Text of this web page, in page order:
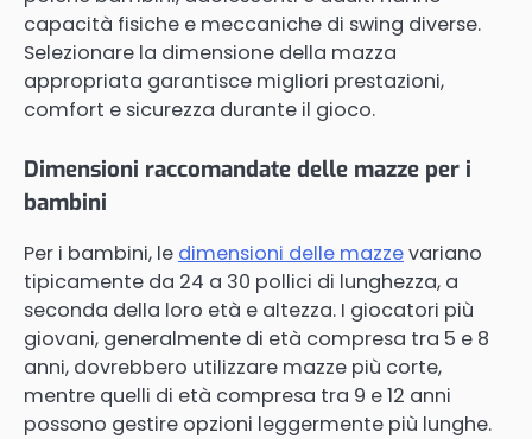
capacità fisiche e meccaniche di swing diverse.
Selezionare la dimensione della mazza
appropriata garantisce migliori prestazioni,
comfort e sicurezza durante il gioco.
Dimensioni raccomandate delle mazze per i
bambini
Per i bambini, le dimensioni delle mazzevariano
tipicamente da 24 a 30 pollici di lunghezza, a
seconda della loro età e altezza. I giocatori più
giovani, generalmente di età compresa tra 5 e 8
anni, dovrebbero utilizzare mazze più corte,
mentre quelli di età compresa tra 9 e 12 anni
possono gestire opzioni leggermente più lunghe.